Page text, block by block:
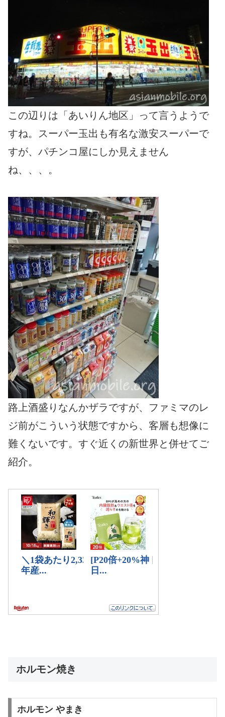
この辺りは「あいりん地区」って言うようで
すね。スーパー玉出も有名な激安スーパーで
すが、パチンコ屋にしか見えません
ね、、、。
路上酒盛りなんかザラですが、ファミマのレ
ジ前がこういう状態ですから、客層も想像に
難くないです。すぐ近くの新世界と併せてご
紹介。
ホルモン焼き
ホルモン やまき